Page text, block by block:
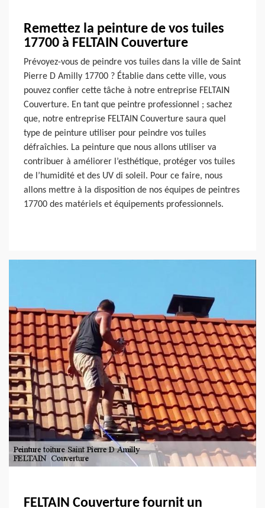
Remettez la peinture de vos tuiles
17700 à FELTAIN Couverture
Prévoyez-vous de peindre vos tuiles dans la ville de Saint
Pierre D Amilly 17700 ? Établie dans cette ville, vous
pouvez confier cette tâche à notre entreprise FELTAIN
Couverture. En tant que peintre professionnel ; sachez
que, notre entreprise FELTAIN Couverture saura quel
type de peinture utiliser pour peindre vos tuiles
défraîchies. La peinture que nous allons utiliser va
contribuer à améliorer l’esthétique, protéger vos tuiles
de l’humidité et des UV di soleil. Pour ce faire, nous
allons mettre à la disposition de nos équipes de peintres
17700 des matériels et équipements professionnels.
FELTAIN Couverture fournit un